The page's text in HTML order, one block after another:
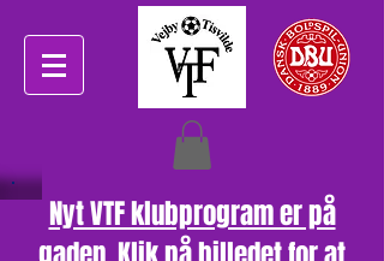
Nyt VTF klubprogram er på